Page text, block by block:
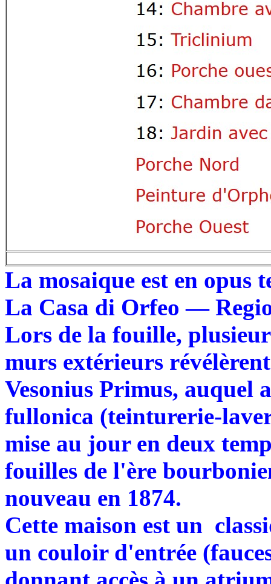
La mosaique est en opus
La Casa di Orfeo —
Lors de la fouille,
murs extérieurs
Vesonius Primus, auquel
fullonica (teinturerie-
mise au jour en deux
fouilles de l'ère
nouveau en 1874.
Cette maison est un
un couloir d'entrée